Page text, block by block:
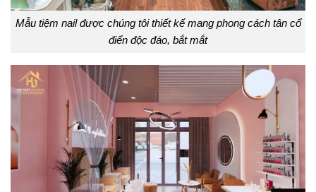
Mẫu tiệm nail được chúng tôi thiết kế mang phong cách tân cổ
điển độc đáo, bắt mắt